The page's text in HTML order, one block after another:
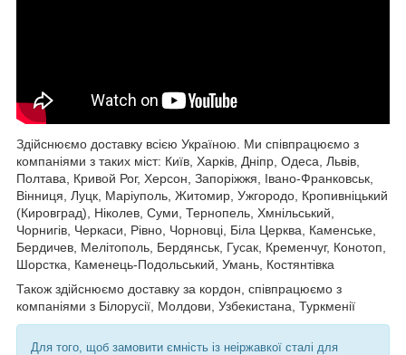
Здійснюємо доставку всією Україною. Ми співпрацюємо з
компаніями з таких міст: Київ, Харків, Дніпр, Одеса, Львів,
Полтава, Кривой Рог, Херсон, Запоріжжя, Івано-Франковськ,
Вінниця, Луцк, Маріуполь, Житомир, Ужгородо, Кропивніцький
(Кировград), Ніколев, Суми, Тернопель, Хмнільський,
Чорнигів, Черкаси, Рівно, Чорновці, Біла Церква, Каменське,
Бердичев, Мелітополь, Бердянськ, Гусак, Кременчуг, Конотоп,
Шорстка, Каменець-Подольський, Умань, Костянтівка
Також здійснюємо доставку за кордон, співпрацюємо з
компаніями з Білорусії, Молдови, Узбекистана, Туркменії
Для того, щоб замовити ємність із неіржавкої сталі для